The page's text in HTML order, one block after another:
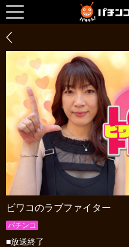
ビワコのラブファイター
パチンコ
■放送終了